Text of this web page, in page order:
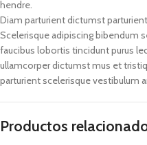
hendre.
Diam parturient dictumst
Scelerisque adipiscing bibendum
faucibus lobortis tincidunt purus
ullamcorper dictumst mus et
parturient scelerisque vestibulum
Productos